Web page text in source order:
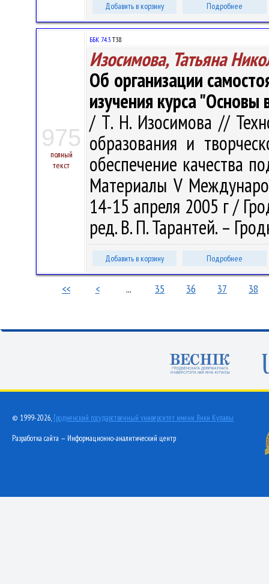
Добавить в корзину Подробнее
975
полный
текст
ББК 74.3 Т38
Изосимова, Татьяна
Об организации
изучения курса
/ Т. Н. Изосимова //
образования и
обеспечение качества
Материалы V
14-15 апреля 2005 г /
ред. В. П. Тарантей. –
Добавить в корзину Подробнее
<< < ... 35 36 37 38
© 1999-2026, Гродненский государственный университет имени Янки Купалы
Разработка сайта — Информационно-аналитический центр